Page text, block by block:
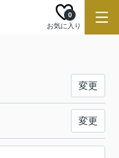
お気に入り
0
変更
変更